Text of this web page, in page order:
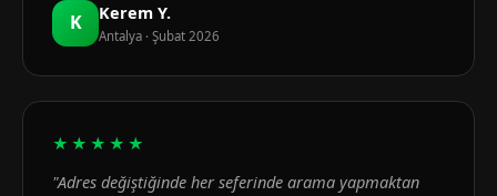
K Kerem Y.
Antalya · Şubat 2026
★★★★★
"Adres değiştiğinde her seferinde arama yapmaktan